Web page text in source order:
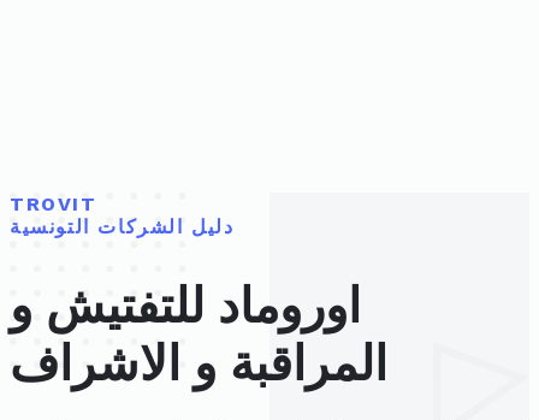
TROVIT
دليل الشركات التونسية
اوروماد للتفتيش و
المراقبة و الاشراف